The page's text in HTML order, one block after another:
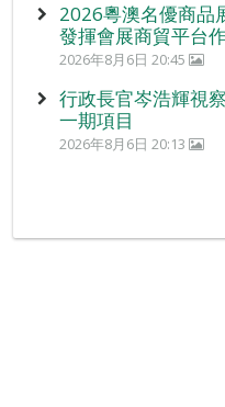
2026粵澳名優商品
發揮會展商貿平台
2026年8月6日 20:45
行政長官岑浩輝視
一期項目
2026年8月6日 20:13